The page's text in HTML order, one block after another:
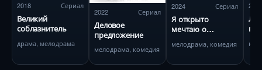
2018 Сериал
Великий
соблазнитель
драма, мелодрама
2022 Сериал
Деловое
предложение
мелодрама, комедия
2024 Сериал
Я открыто
мечтаю о
мелодрама, комедия
2019